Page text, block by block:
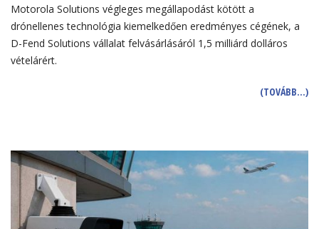
Motorola Solutions végleges megállapodást kötött a
drónellenes technológia kiemelkedően eredményes cégének, a
D-Fend Solutions vállalat felvásárlásáról 1,5 milliárd dolláros
vételárért.
(TOVÁBB…)